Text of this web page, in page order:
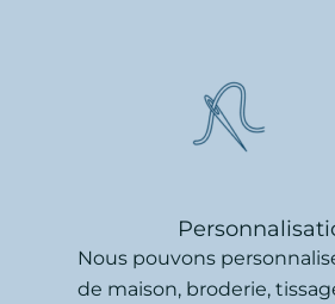
Nous pouvons
de maison, broderie,